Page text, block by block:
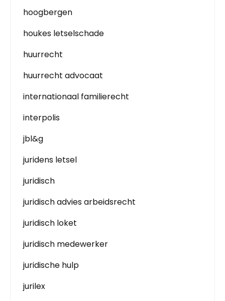
hoogbergen
houkes letselschade
huurrecht
huurrecht advocaat
internationaal familierecht
interpolis
jbl&g
juridens letsel
juridisch
juridisch advies arbeidsrecht
juridisch loket
juridisch medewerker
juridische hulp
jurilex